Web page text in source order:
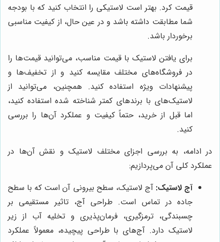
قیمت کرد. بهتر است لاستیکی را انتخاب کنید که با بودجه
شما مطابقت داشته باشد و در عین حال، از کیفیت مناسبی
برخوردار باشد.
برای یافتن لاستیک با قیمت مناسب، می‌توانید قیمت‌ها را
در فروشگاه‌های مختلف مقایسه کنید و از تخفیف‌ها و
پیشنهادات ویژه استفاده کنید. همچنین، می‌توانید از
لاستیک‌های با برندهای کمتر شناخته شده استفاده کنید،
اما قبل از خرید، حتماً کیفیت و عملکرد آن‌ها را بررسی
کنید.
در ادامه، به بررسی اجزای مختلف لاستیک و نقش آن‌ها در
عملکرد کلی آن می‌پردازیم:
آج لاستیک: آج لاستیک، سطح بیرونی آن است که با سطح
جاده در تماس است. طراحی آج، تاثیر مستقیمی بر
چسبندگی، ترمزگیری، فرمان‌پذیری و تخلیه آب از زیر
لاستیک دارد. آج‌های با طراحی پیچیده، معمولاً عملکرد